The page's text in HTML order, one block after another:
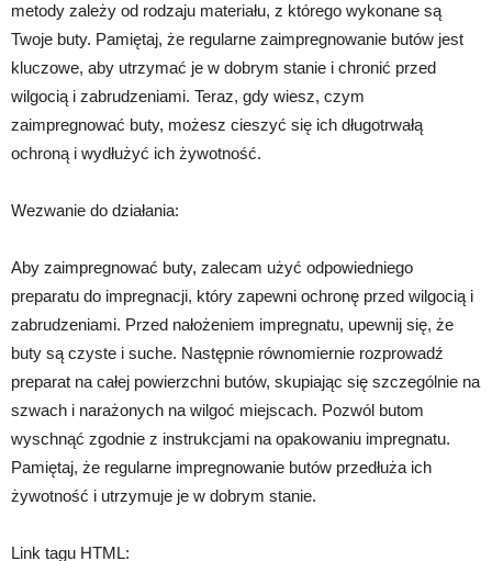
metody zależy od rodzaju materiału, z którego wykonane są
Twoje buty. Pamiętaj, że regularne zaimpregnowanie butów jest
kluczowe, aby utrzymać je w dobrym stanie i chronić przed
wilgocią i zabrudzeniami. Teraz, gdy wiesz, czym
zaimpregnować buty, możesz cieszyć się ich długotrwałą
ochroną i wydłużyć ich żywotność.
Wezwanie do działania:
Aby zaimpregnować buty, zalecam użyć odpowiedniego
preparatu do impregnacji, który zapewni ochronę przed wilgocią i
zabrudzeniami. Przed nałożeniem impregnatu, upewnij się, że
buty są czyste i suche. Następnie równomiernie rozprowadź
preparat na całej powierzchni butów, skupiając się szczególnie na
szwach i narażonych na wilgoć miejscach. Pozwól butom
wyschnąć zgodnie z instrukcjami na opakowaniu impregnatu.
Pamiętaj, że regularne impregnowanie butów przedłuża ich
żywotność i utrzymuje je w dobrym stanie.
Link tagu HTML: